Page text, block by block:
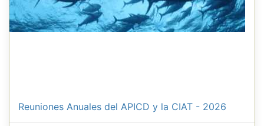
Reuniones Anuales del APICD y la CIAT - 2026